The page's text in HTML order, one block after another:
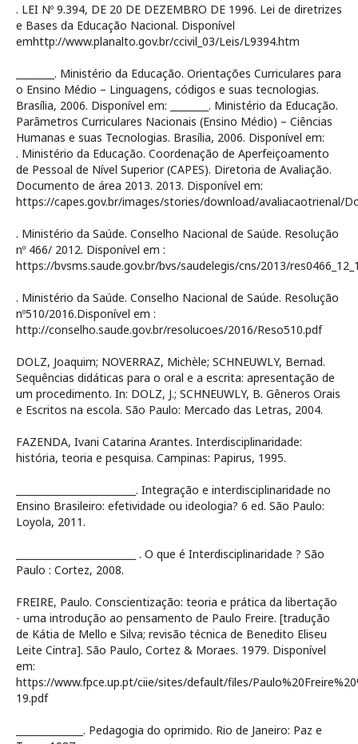
. LEI Nº 9.394, DE 20 DE DEZEMBRO DE 1996. Lei de diretrizes
e Bases da Educação Nacional. Disponível
emhttp://www.planalto.gov.br/ccivil_03/Leis/L9394.htm
________. Ministério da Educação. Orientações Curriculares para
o Ensino Médio – Linguagens, códigos e suas tecnologias.
Brasília, 2006. Disponível em:
________. Ministério da Educação.
Parâmetros Curriculares Nacionais (Ensino Médio) – Ciências
Humanas e suas Tecnologias. Brasília, 2006. Disponível em:
. Ministério da Educação. Coordenação de Aperfeiçoamento
de Pessoal de Nível Superior (CAPES). Diretoria de Avaliação.
Documento de área 2013. 2013. Disponível em:
https://capes.gov.br/images/stories/download/avaliacaotrienal/
. Ministério da Saúde. Conselho Nacional de Saúde. Resolução
nº 466/ 2012. Disponível em :
https://bvsms.saude.gov.br/bvs/saudelegis/cns/2013/
. Ministério da Saúde. Conselho Nacional de Saúde. Resolução
nº510/2016.Disponível em :
http://conselho.saude.gov.br/resolucoes/2016/Reso510.pdf
DOLZ, Joaquim; NOVERRAZ, Michèle; SCHNEUWLY, Bernad.
Sequências didáticas para o oral e a escrita: apresentação de
um procedimento. In: DOLZ, J.; SCHNEUWLY, B. Gêneros Orais
e Escritos na escola. São Paulo: Mercado das Letras, 2004.
FAZENDA, Ivani Catarina Arantes. Interdisciplinaridade:
história, teoria e pesquisa. Campinas: Papirus, 1995.
_________________________. Integração e interdisciplinaridade no
Ensino Brasileiro: efetividade ou ideologia? 6 ed. São Paulo:
Loyola, 2011.
_________________________ . O que é Interdisciplinaridade ? São
Paulo : Cortez, 2008.
FREIRE, Paulo. Conscientização: teoria e prática da libertação
- uma introdução ao pensamento de Paulo Freire. [tradução
de Kátia de Mello e Silva; revisão técnica de Benedito Eliseu
Leite Cintra]. São Paulo, Cortez & Moraes. 1979. Disponível
em:
https://www.fpce.up.pt/ciie/sites/default/files/
19.pdf
______________. Pedagogia do oprimido. Rio de Janeiro: Paz e